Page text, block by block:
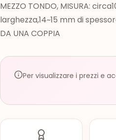
MEZZO TONDO, MISURA:
larghezza,14~15 mm di
DA UNA COPPIA
Per visualizzare i prezzi e